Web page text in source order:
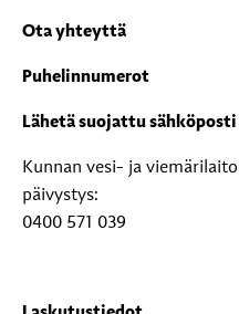
Ota yhteyttä
Puhelinnumerot
Lähetä suojattu
Kunnan vesi- ja
päivystys:
0400 571 039